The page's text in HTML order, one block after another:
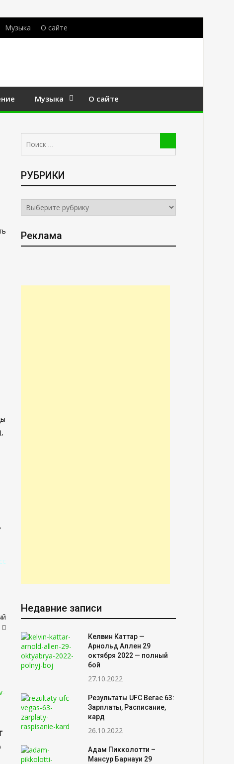
Музыка О сайте
Музыка О сайте
РУБРИКИ
РУБРИКИ
Реклама
Недавние записи
Келвин Каттар —
Арнольд Аллен 29
октября 2022 — полный
бой
27.10.2022
Результаты UFC Вегас 63:
Зарплаты, Расписание,
кард
26.10.2022
Адам Пикколотти –
Мансур Барнауи 29